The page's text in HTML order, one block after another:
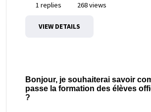
1 replies
268 views
VIEW DETAILS
Bonjour, je souhaiterai savoir
passe la formation des élèves
?